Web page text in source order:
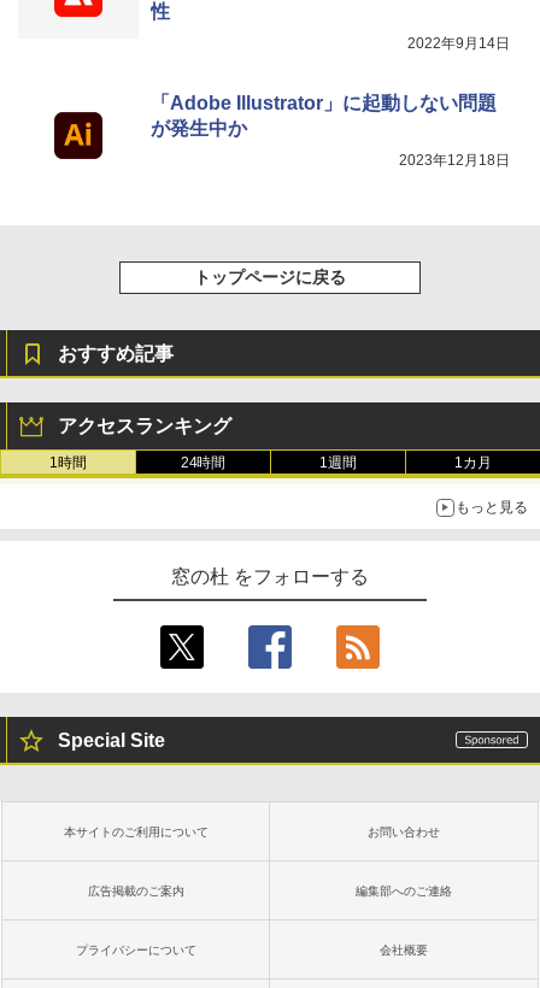
性
2022年9月14日
「Adobe Illustrator」に起動しない問題
が発生中か
2023年12月18日
トップページに戻る
おすすめ記事
アクセスランキング
1時間 24時間 1週間 1カ月
もっと見る
窓の杜 をフォローする
Special Site
本サイトのご利用について お問い合わせ
広告掲載のご案内 編集部へのご連絡
プライバシーについて 会社概要